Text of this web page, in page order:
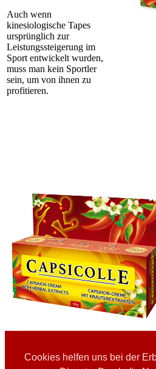
Cookies helfen uns bei der
Auch wenn
kinesiologische Tapes
ursprünglich zur
Leistungssteigerung im
Sport entwickelt wurden,
muss man kein Sportler
sein, um von ihnen zu
profitieren.